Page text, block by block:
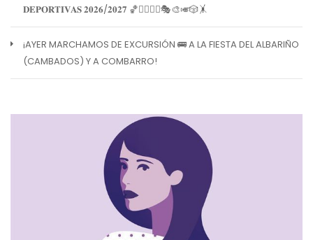
𝐃𝐄𝐏𝐎𝐑𝐓𝐈𝐕𝐀𝐒 𝟐𝟎𝟐𝟔/𝟐𝟎𝟐𝟕 🏀🏊‍♀️🧘‍♀️🎭🎨🎺🎲🤸
¡AYER MARCHAMOS DE EXCURSIÓN 🚌 A LA FIESTA DEL ALBARIÑO
(CAMBADOS) Y A COMBARRO!